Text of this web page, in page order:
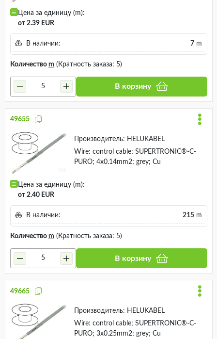
Цена за единицу (m):
от 2.39 EUR
В наличии: 7m
Количество m (Кратность заказа: 5)
В корзину
49655
Производитель: HELUKABEL
Wire: control cable; SUPERTRONIC®-C-
PURO; 4x0.14mm2; grey; Cu
Цена за единицу (m):
от 2.40 EUR
В наличии: 215m
Количество m (Кратность заказа: 5)
В корзину
49665
Производитель: HELUKABEL
Wire: control cable; SUPERTRONIC®-C-
PURO; 3x0.25mm2; grey; Cu